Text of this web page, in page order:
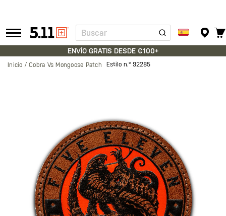
Tactical
Gear
Buscar
ENVÍO GRATIS DESDE €100+
Inicio Cobra Vs Mongoose Patch Estilo n.º 92285
imágenes